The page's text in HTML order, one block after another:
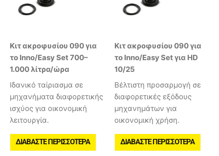
Κιτ ακροφυσίου 090 για
το Inno/Easy Set 700–
1.000 λίτρα/ώρα
Ιδανικό ταίριασμα σε
μηχανήματα διαφορετικής
ισχύος για οικονομική
λειτουργία.
ΔΙΑΒΆΣΤΕ ΠΕΡΙΣΣΌΤΕΡΑ
Κιτ ακροφυσίου 090 για
το Inno/Easy Set για HD
10/25
Βέλτιστη προσαρμογή σε
διαφορετικές εξόδους
μηχανημάτων για
οικονομική χρήση.
ΔΙΑΒΆΣΤΕ ΠΕΡΙΣΣΌΤΕΡΑ